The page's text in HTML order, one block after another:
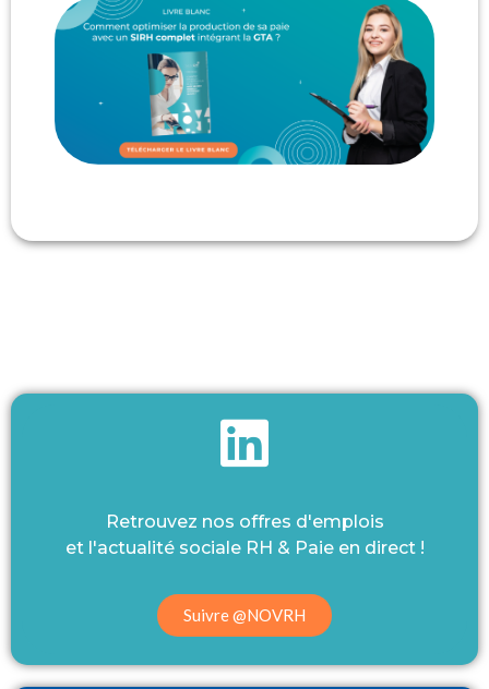
Retrouvez nos offres d'emplois
et l'actualité sociale RH & Paie en direct !
Suivre @NOVRH